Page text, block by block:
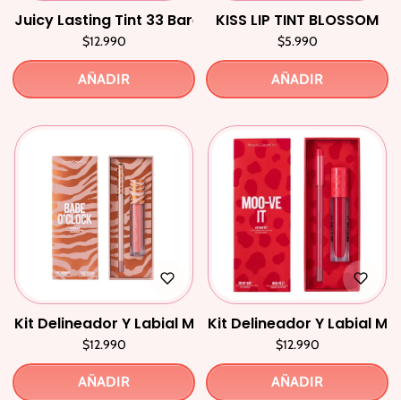
Juicy Lasting Tint 33 Bare Vine
$12.990
AÑADIR
KISS LIP TINT BLOSSOM
$5.990
AÑADIR
Kit Delineador Y Labial Mate Babe O’Clock
$12.990
AÑADIR
Kit Delineador Y Labial
$12.990
AÑADIR